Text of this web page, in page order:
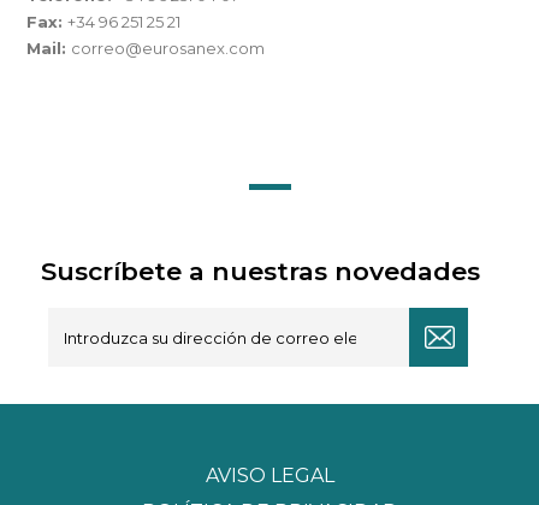
Fax:+34 96 251 25 21
Mail: correo@eurosanex.com
Suscríbete a nuestras novedades
AVISO LEGAL